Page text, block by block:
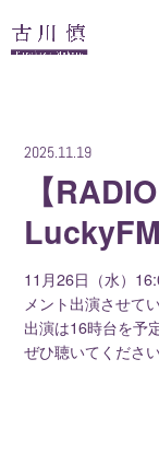
2025.11.19
【RADIO
11月26日（水）
メント出演させて
出演は16時台を予
ぜひ聴いてください